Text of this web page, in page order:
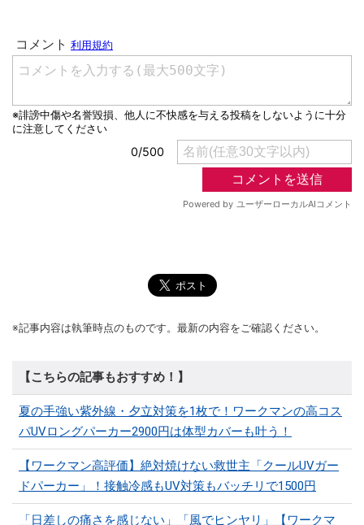
※記事内容は執筆時点のものです。最新の内容をご確認ください。
【こちらの記事もおすすめ！】
夏の手強い紫外線・夕立対策を1枚で！ワークマンの高コス
パUVロングパーカー2900円は体型カバーも叶う！
【ワークマン高評価】絶対焼けない救世主「クールUVガー
ドパーカー」！接触冷感もUV対策もバッチリで1500円
「日差しの痛さを感じない」「風でヒンヤリ」【ワークマ